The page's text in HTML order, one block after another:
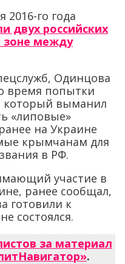
го года
двух российских
зоне между
Одинцова
время попытки
который выманил
«липовые»
на Украине
крымчанам для
в РФ.
участие в
ранее сообщал,
готовили к
состоялся.
за материал
.